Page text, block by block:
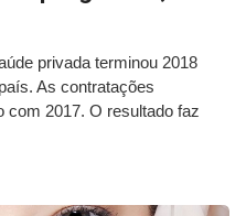
privada terminou 2018
As contratações
com 2017. O resultado faz